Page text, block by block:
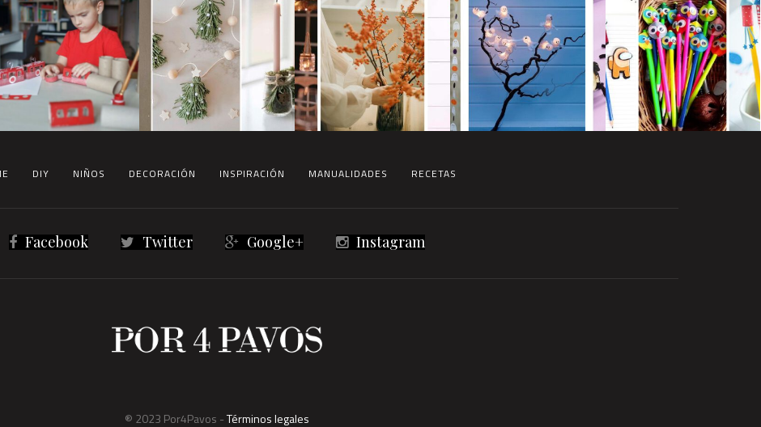
DIY NIÑOS DECORACIÓN INSPIRACIÓN MANUALIDADES RECETAS
Facebook Twitter Google+ Instagram
® 2023 Por4Pavos -Términos legales